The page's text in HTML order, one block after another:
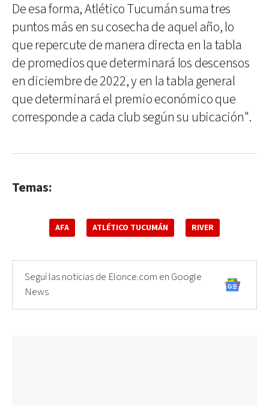
De esa forma, Atlético Tucumán suma tres
puntos más en su cosecha de aquel año, lo
que repercute de manera directa en la tabla
de promedios que determinará los descensos
en diciembre de 2022, y en la tabla general
que determinará el premio económico que
corresponde a cada club según su ubicación".
Temas:
AFA ATLÉTICO TUCUMÁN RIVER
Seguí las noticias de Elonce.com en Google
News